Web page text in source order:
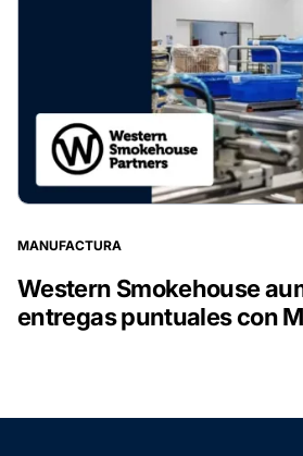
MANUFACTURA
Western Smokehouse
entregas puntuales con